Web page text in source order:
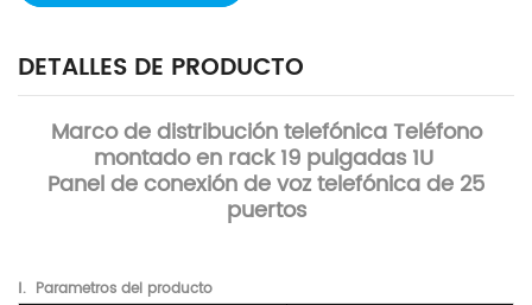
DETALLES DE PRODUCTO
Marco de distribución telefónica Teléfono
montado en rack 19 pulgadas 1U
Panel de conexión de voz telefónica de 25
puertos
Ⅰ. Parametros del producto